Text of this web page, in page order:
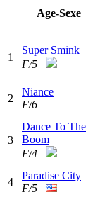
Age-Sexe
1
Super Smink
F/5
2
Niance
F/6
3
Dance To The
Boom
F/4
4
Paradise City
F/5